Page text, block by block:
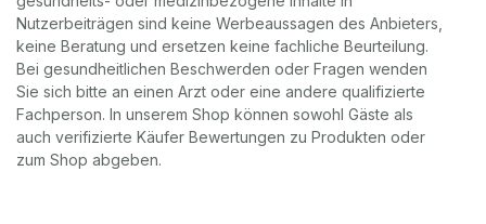
Nutzerbeiträgen sind keine Werbeaussagen des Anbieters,
keine Beratung und ersetzen keine fachliche Beurteilung.
Bei gesundheitlichen Beschwerden oder Fragen wenden
Sie sich bitte an einen Arzt oder eine andere qualifizierte
Fachperson. In unserem Shop können sowohl Gäste als
auch verifizierte Käufer Bewertungen zu Produkten oder
zum Shop abgeben.